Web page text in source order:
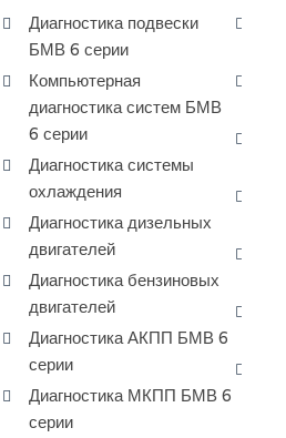
Диагностика подвески
БМВ 6 серии
Компьютерная
диагностика систем БМВ
6 серии
Диагностика системы
охлаждения
Диагностика дизельных
двигателей
Диагностика бензиновых
двигателей
Диагностика АКПП БМВ 6
серии
Диагностика МКПП БМВ 6
серии